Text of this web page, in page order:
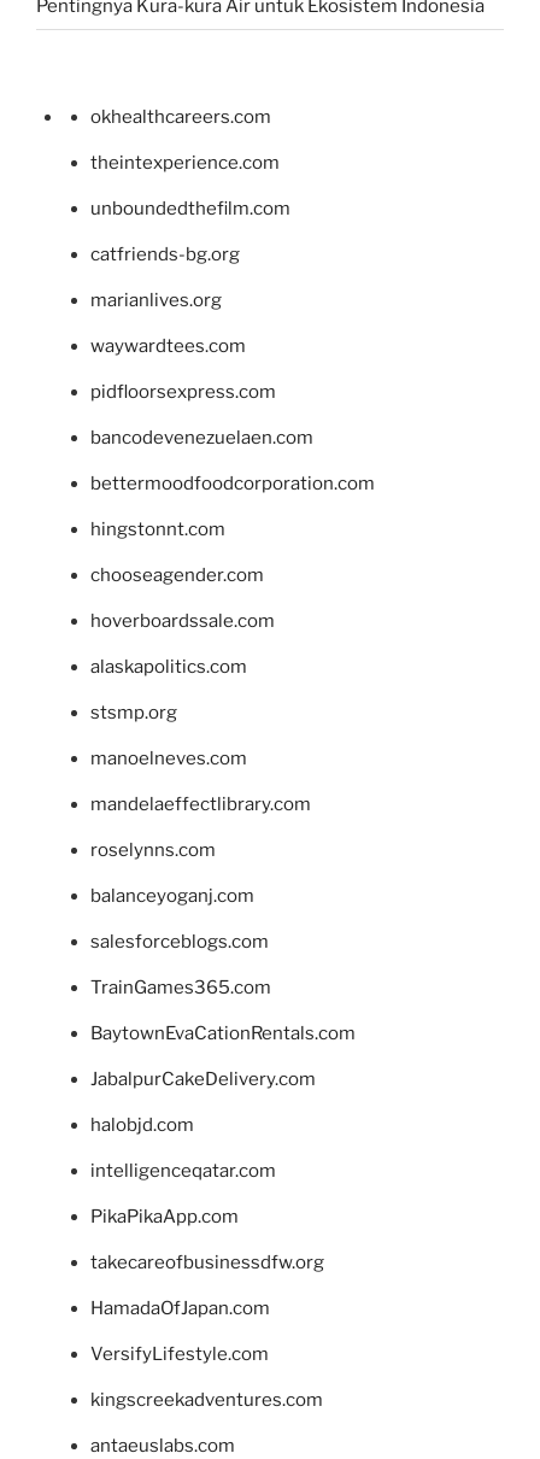
Pentingnya Kura-kura Air untuk Ekosistem Indonesia
okhealthcareers.com
theintexperience.com
unboundedthefilm.com
catfriends-bg.org
marianlives.org
waywardtees.com
pidfloorsexpress.com
bancodevenezuelaen.com
bettermoodfoodcorporation.com
hingstonnt.com
chooseagender.com
hoverboardssale.com
alaskapolitics.com
stsmp.org
manoelneves.com
mandelaeffectlibrary.com
roselynns.com
balanceyoganj.com
salesforceblogs.com
TrainGames365.com
BaytownEvaCationRentals.com
JabalpurCakeDelivery.com
halobjd.com
intelligenceqatar.com
PikaPikaApp.com
takecareofbusinessdfw.org
HamadaOfJapan.com
VersifyLifestyle.com
kingscreekadventures.com
antaeuslabs.com